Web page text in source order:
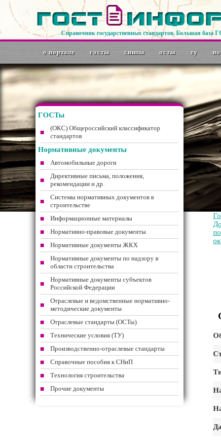
Справочник государственных стандартов. Большая база
о портале госты снипы осты ту
ГОСТы
(ОКС) Общероссийский классификатор
стандартов
Нормативные документы
Автомобильные дороги
Директивные письма, положения,
рекомендации и др.
Системы нормативных документов в
строительстве
Информационные материалы
Нормативно-правовые документы
Нормативные документы ЖКХ
Нормативные документы по надзору в
области строительства
Нормативные документы субъектов
Российской Федерации
Отраслевые и ведомственные нормативно-
методические документы
Отраслевые стандарты (ОСТы)
Технические условия (ТУ)
Производственно-отраслевые стандарты
Справочные пособия к СНиП
Технология строительства
Прочие документы